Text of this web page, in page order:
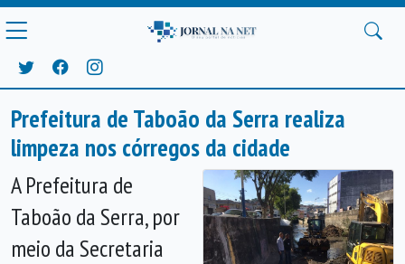
Prefeitura de Taboão da Serra realiza
limpeza nos córregos da cidade
A Prefeitura de
Taboão da Serra, por
meio da Secretaria